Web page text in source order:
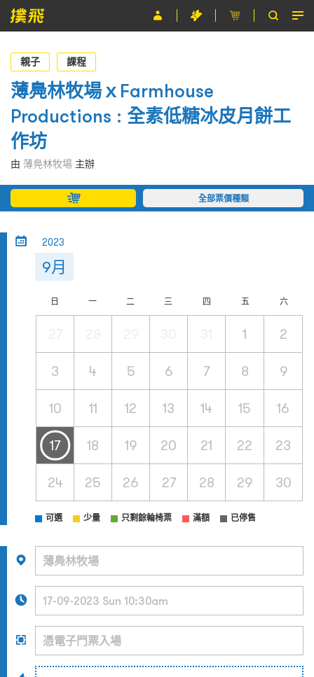
節目
主辦單位
關於撲飛
條款及細則
親子 課程
薄鳧林牧場ｘFarmhouse
Productions : 全素低糖冰皮月餅工
作坊
由 薄鳧林牧場 主辦
全部票價種類
2023
9月
日 一 二 三 四 五 六
1 2
3 4 5 6 7 8 9
10 11 12 13 14 15 16
17 18 19 20 21 22 23
24 25 26 27 28 29 30
可選 少量 只剩餘輪椅票 滿額 已停售